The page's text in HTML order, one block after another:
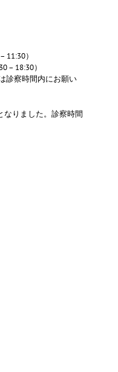
11:30）
– 18:30）
診察時間内にお願い
なりました。診察時間